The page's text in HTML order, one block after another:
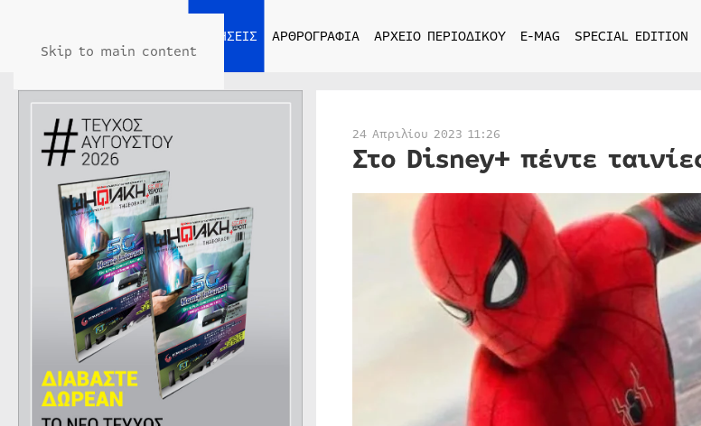
Skip to main content
ΕΙΔΗΣΕΙΣ ΑΡΘΡΟΓΡΑΦΙΑ ΑΡΧΕΙΟ ΠΕΡΙΟΔΙΚΟΥ E-MAG SPECIAL EDITION
24 Απριλίου 2023 11:26
Στο Disney+ πέντε